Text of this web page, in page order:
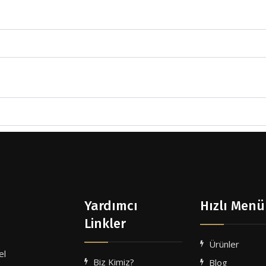
Yardımcı
Linkler
Biz Kimiz?
Hızlı Menü
Ürünler
Blog